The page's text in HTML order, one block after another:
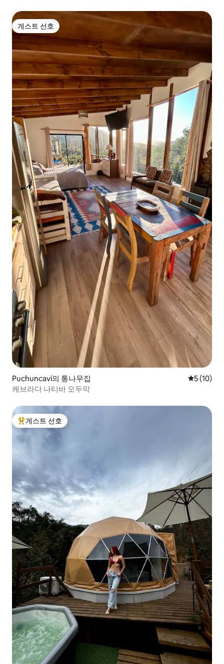
게스트 선호
게스트 선호
Puchuncaví의 통나무집 평점 5점
5 (10)
케브라다 나티바 오두막
상위 게스트 선호
게스트 선호